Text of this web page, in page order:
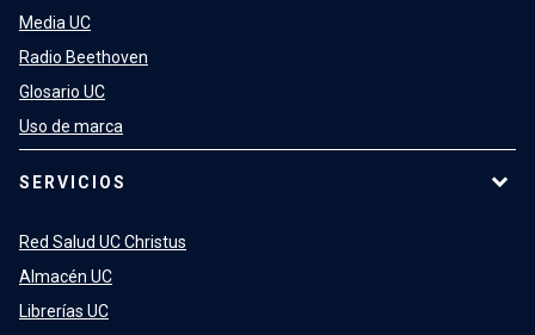
Media UC
Radio Beethoven
Glosario UC
Uso de marca
SERVICIOS
Red Salud UC Christus
Almacén UC
Librerías UC